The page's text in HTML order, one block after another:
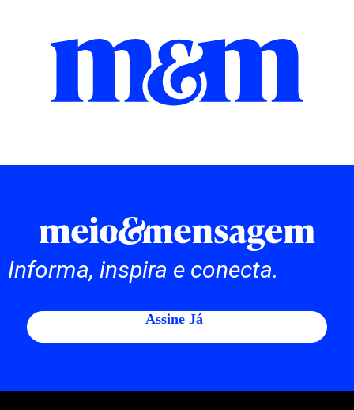
Informa, inspira e conecta.
Assine Já